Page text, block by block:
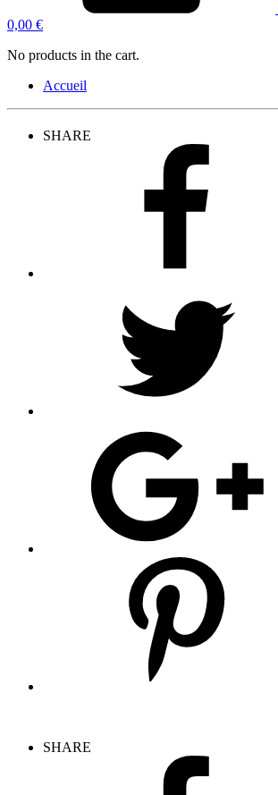
0,00 €
No products in the cart.
Accueil
SHARE
SHARE